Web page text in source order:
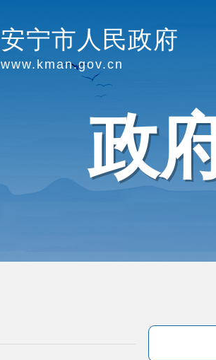
安宁市人民政府
www.kman.gov.cn
政